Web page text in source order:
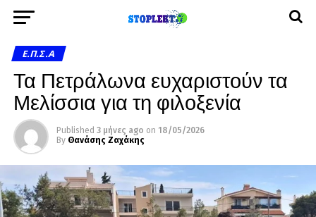
Ε.Π.Σ.Α
Τα Πετράλωνα ευχαριστούν τα
Μελίσσια για τη φιλοξενία
Published 3 μήνες ago on 18/05/2026
By Θανάσης Ζαχάκης